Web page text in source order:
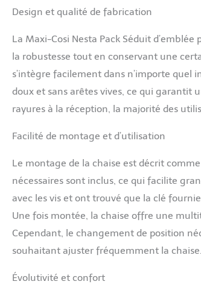
Design et qualité de fabrication
La Maxi-Cosi Nesta Pack Séduit
la robustesse tout en conservant une
s’intègre facilement dans n’importe
doux et sans arêtes vives, ce qui garantit
rayures à la réception, la majorité des
Facilité de montage et d’utilisation
Le montage de la chaise est décrit
nécessaires sont inclus, ce qui facilite
avec les vis et ont trouvé que la clé
Une fois montée, la chaise offre une
Cependant, le changement de position
souhaitant ajuster fréquemment la chaise.
Évolutivité et confort